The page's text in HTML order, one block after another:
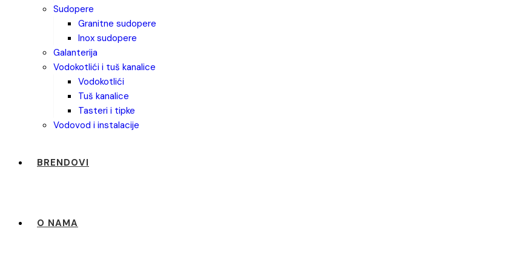
sudopere
granitne sudopere
inox sudopere
galanterija
vodokotlići i tuš kanalice
vodokotlići
tuš kanalice
tasteri i tipke
vodovod i instalacije
BRENDOVI
O NAMA